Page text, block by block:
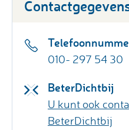
010- 297 54 30
BeterDichtbij
U kunt ook
BeterDichtbij